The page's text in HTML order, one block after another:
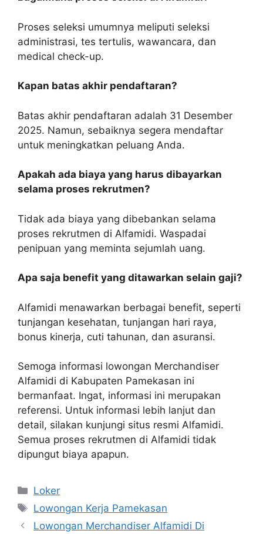
Proses seleksi umumnya meliputi seleksi
administrasi, tes tertulis, wawancara, dan
medical check-up.
Kapan batas akhir pendaftaran?
Batas akhir pendaftaran adalah 31 Desember
2025. Namun, sebaiknya segera mendaftar
untuk meningkatkan peluang Anda.
Apakah ada biaya yang harus dibayarkan
selama proses rekrutmen?
Tidak ada biaya yang dibebankan selama
proses rekrutmen di Alfamidi. Waspadai
penipuan yang meminta sejumlah uang.
Apa saja benefit yang ditawarkan selain gaji?
Alfamidi menawarkan berbagai benefit, seperti
tunjangan kesehatan, tunjangan hari raya,
bonus kinerja, cuti tahunan, dan asuransi.
Semoga informasi lowongan Merchandiser
Alfamidi di Kabupaten Pamekasan ini
bermanfaat. Ingat, informasi ini merupakan
referensi. Untuk informasi lebih lanjut dan
detail, silakan kunjungi situs resmi Alfamidi.
Semua proses rekrutmen di Alfamidi tidak
dipungut biaya apapun.
Kategori
Loker
Tag
Lowongan Kerja Pamekasan
Lowongan Merchandiser Alfamidi Di